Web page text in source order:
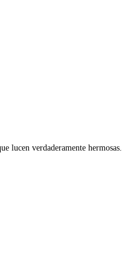
lucen verdaderamente hermosas.